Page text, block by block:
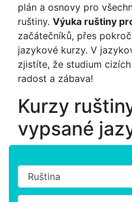
plán a osnovy pro
ruštiny. Výuka ruštiny
začátečníků, přes
jazykové kurzy. V
zjistíte, že studium
radost a zábava!
Kurzy
vypsané